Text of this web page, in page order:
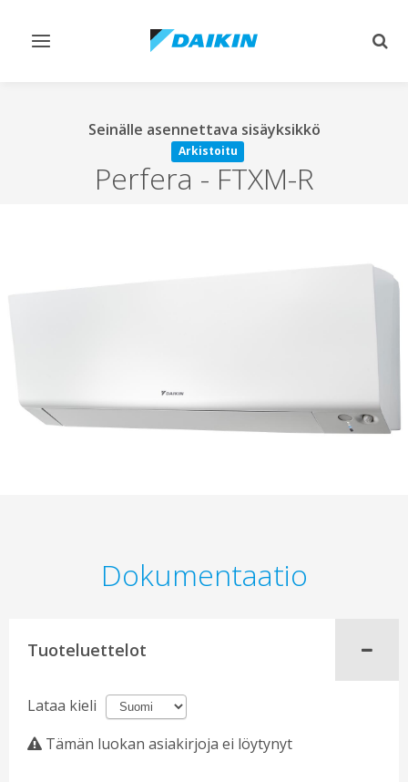
Vaihda
Seinälle asennettava sisäyksikkö
Arkistoitu
Perfera - FTXM-R
Dokumentaatio
Tuoteluettelot
Lataa kieli
Tämän luokan asiakirjoja ei löytynyt